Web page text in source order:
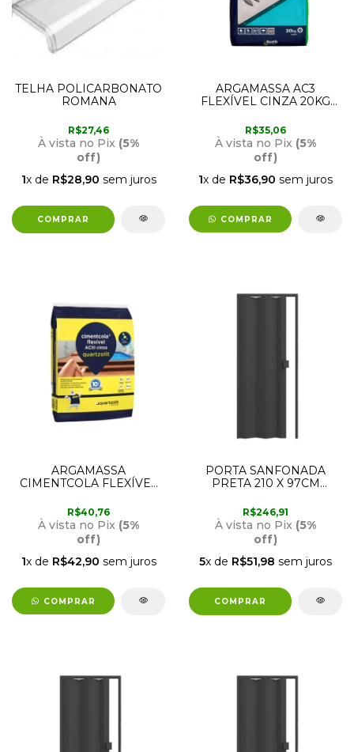
TELHA POLICARBONATO
ROMANA
R$27,46
À vista no Pix (5%
off)
1x de R$28,90 sem juros
ARGAMASSA AC3
FLEXÍVEL CINZA 20KG
R$35,06
À vista no Pix (5%
off)
1x de R$36,90 sem juros
COMPRAR
ARGAMASSA
CIMENTCOLA FLEXÍVEL
QUARTZOLIT
R$40,76
À vista no Pix (5%
off)
1x de R$42,90 sem juros
COMPRAR
PORTA SANFONADA
PRETA 210 X 97CM
R$246,91
À vista no Pix (5%
off)
5x de R$51,98 sem juros